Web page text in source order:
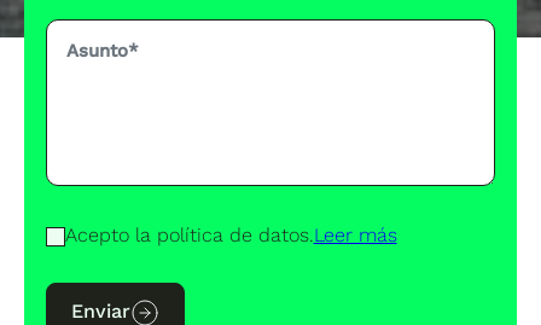
Acepto la política de datos.Leer más
Enviar